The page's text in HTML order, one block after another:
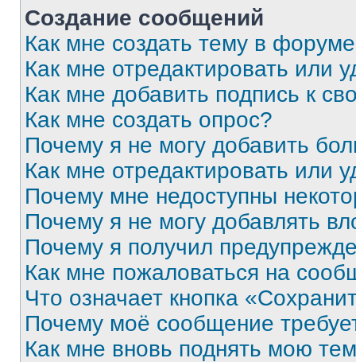
Создание сообщений
Как мне создать тему в
Как мне отредактировать или
Как мне добавить подпись к
Как мне создать опрос?
Почему я не могу добавить
Как мне отредактировать или
Почему мне недоступны
Почему я не могу добавлять
Почему я получил
Как мне пожаловаться на
Что означает кнопка
Почему моё сообщение
Как мне вновь поднять мою